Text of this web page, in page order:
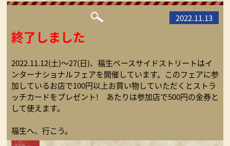
2022.11.13
終了しました
2022.11.12(土)～27(日)、福生ベースサイドストリートはイ
ンターナショナルフェアを開催しています。このフェアに参
加しているお店で100円以上お買い物していただくとストラ
ッチカードをプレゼント! あたりは参加店で500円の金券と
して使えます。
福生へ、行こう。